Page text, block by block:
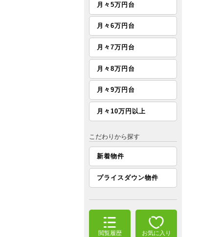
月々5万円台
月々6万円台
月々7万円台
月々8万円台
月々9万円台
月々10万円以上
こだわりから探す
新着物件
プライスダウン物件
閲覧履歴 お気に入り